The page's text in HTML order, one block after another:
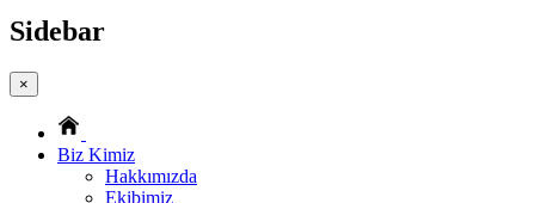
Sidebar
×
Biz Kimiz
Hakkımızda
Ekibimiz